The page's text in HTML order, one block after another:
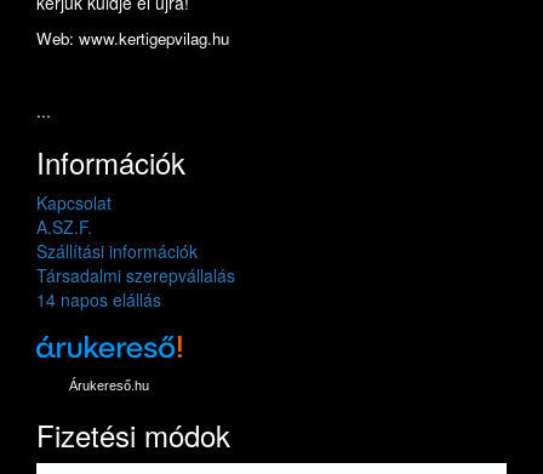
Web: www.kertigepvilag.hu
...
Információk
Kapcsolat
A.SZ.F.
Szállítási információk
Társadalmi szerepvállalás
14 napos elállás
Árukereső.hu
Fizetési módok